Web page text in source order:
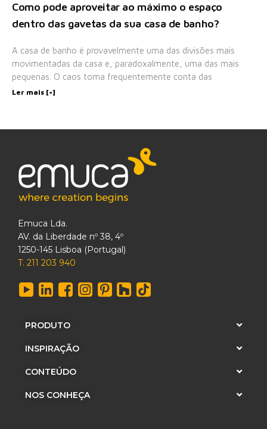
Como pode aproveitar ao máximo o espaço
dentro das gavetas da sua casa de banho?
A casa de banho é provavelmente uma das divisões mais
movimentadas da casa e, paradoxalmente, uma das mais
pequenas. O caos toma frequentemente conta das
Ler mais [+]
Emuca Lda.
AV. da Liberdade nº 38, 4º
1250-145 Lisboa (Portugal)
T. 211 203 940
PRODUTO
INSPIRAÇÃO
CONTEÚDO
NOS CONHEÇA